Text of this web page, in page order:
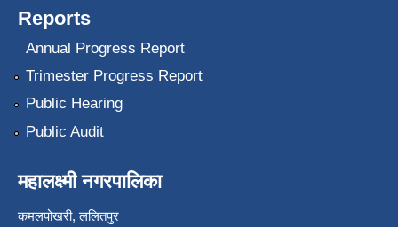
Reports
Annual Progress Report
Trimester Progress Report
Public Hearing
Public Audit
महालक्ष्मी नगरपालिका
कमलपोखरी, ललितपुर